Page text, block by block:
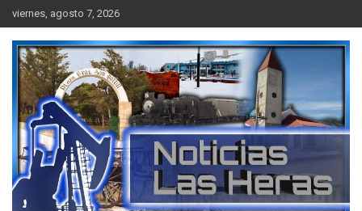
Skip
to
content
viernes, agosto 7, 2026